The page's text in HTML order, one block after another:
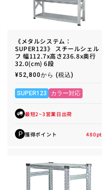
《メタルシステム：
SUPER123》 スチールシェル
フ 幅112.7x高さ236.8x奥行
32.0(cm) 6段
通
価
格
¥52,800から (税込)
SUPER123 カラー対応
最短2~3営業日出荷
P 獲得ポイント 480pt